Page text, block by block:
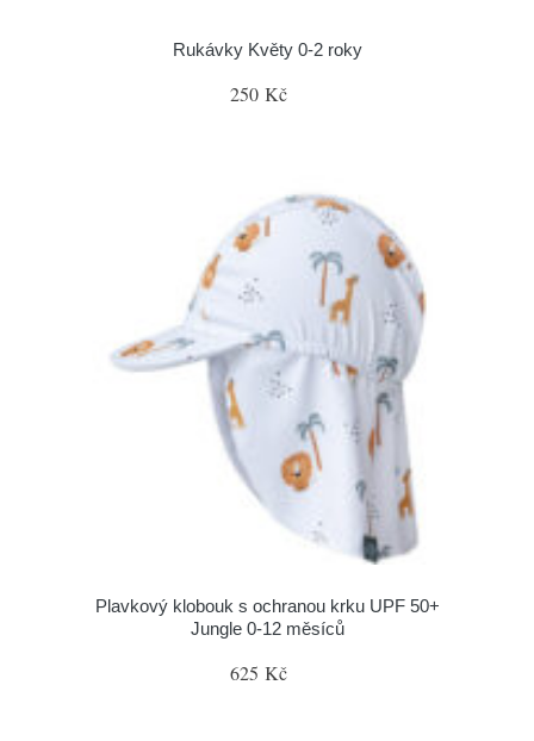
Rukávky Květy 0-2 roky
250 Kč
Plavkový klobouk s ochranou krku UPF 50+
Jungle 0-12 měsíců
625 Kč